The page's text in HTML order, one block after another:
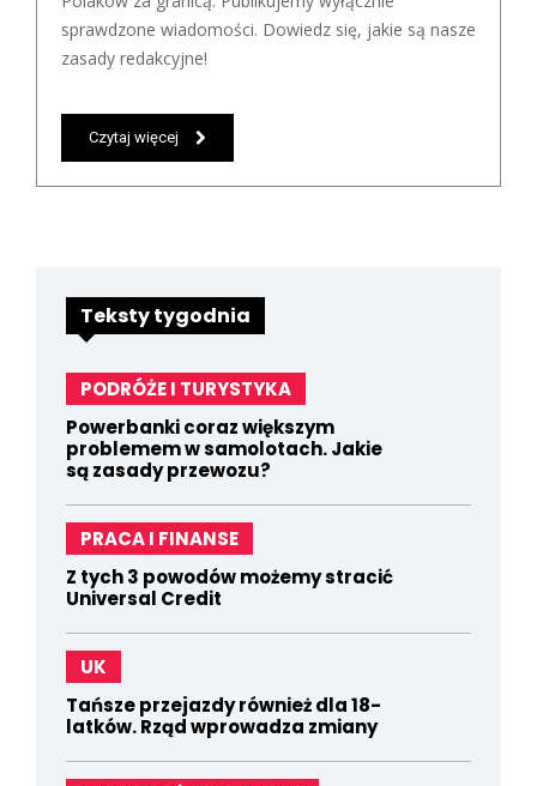
sprawdzone wiadomości. Dowiedz się, jakie są nasze
zasady redakcyjne!
Czytaj więcej
Teksty tygodnia
PODRÓŻE I TURYSTYKA
Powerbanki coraz większym
problemem w samolotach. Jakie
są zasady przewozu?
PRACA I FINANSE
Z tych 3 powodów możemy stracić
Universal Credit
UK
Tańsze przejazdy również dla 18-
latków. Rząd wprowadza zmiany